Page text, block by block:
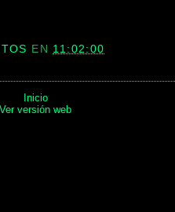
EN 11:02:00
Inicio
Ver versión web